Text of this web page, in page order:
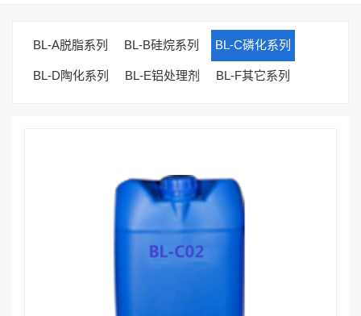
BL-A脱脂系列 BL-B硅烷系列 BL-C磷化系列
BL-D陶化系列 BL-E铝处理剂 BL-F其它系列